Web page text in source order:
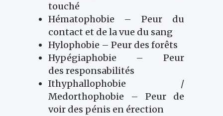
touché
Hématophobie – Peur du
contact et de la vue du sang
Hylophobie – Peur des forêts
Hypégiaphobie – Peur
des responsabilités
Ithyphallophobie /
Medorthophobie – Peur de
voir des pénis en érection